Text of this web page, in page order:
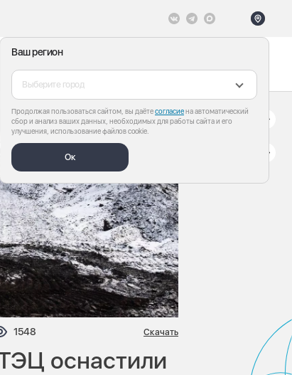
Ваш регион
Выберите город
Продолжая пользоваться сайтом, вы даётесогласиена автоматический
сбор и анализ ваших данных, необходимых для работы сайта и его
улучшения, использование файлов cookie.
Ок
Просмотров:
1548 Скачать
оснастили